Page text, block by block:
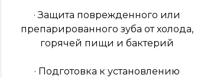
· Защита поврежденного или
препарированного зуба от холода,
горячей пищи и бактерий
· Подготовка к установлению